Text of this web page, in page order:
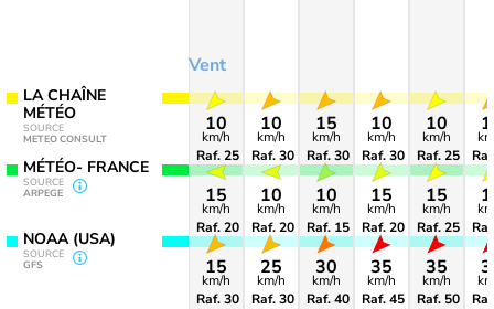
LA CHAÎNE
MÉTÉO
SOURCE
METEO CONSULT
MÉTÉO- FRANCE
SOURCE
ARPEGE
NOAA (USA)
SOURCE
GFS
Vent
10
km/h
Raf. 25
15
km/h
Raf. 20
15
km/h
Raf. 30
10
km/h
Raf. 30
10
km/h
Raf. 20
25
km/h
Raf. 30
15
km/h
Raf. 30
10
km/h
Raf. 15
30
km/h
Raf. 40
10
km/h
Raf. 30
15
km/h
Raf. 20
35
km/h
Raf. 45
10
km/h
Raf. 25
15
km/h
Raf. 25
35
km/h
Raf. 50